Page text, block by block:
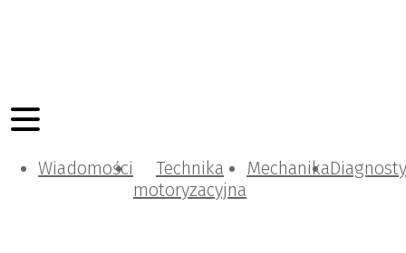
Wiadomości
Technika
motoryzacyjna
Mechanika